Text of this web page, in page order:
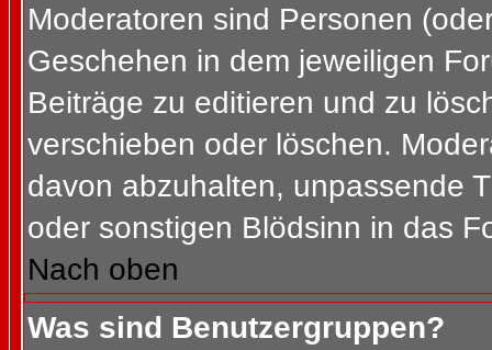
Moderatoren sind Personen
Geschehen in dem jeweiligen
Beiträge zu editieren und zu
verschieben oder löschen.
davon abzuhalten, unpassende
oder sonstigen Blödsinn in das
Nach oben
Was sind Benutzergruppen?